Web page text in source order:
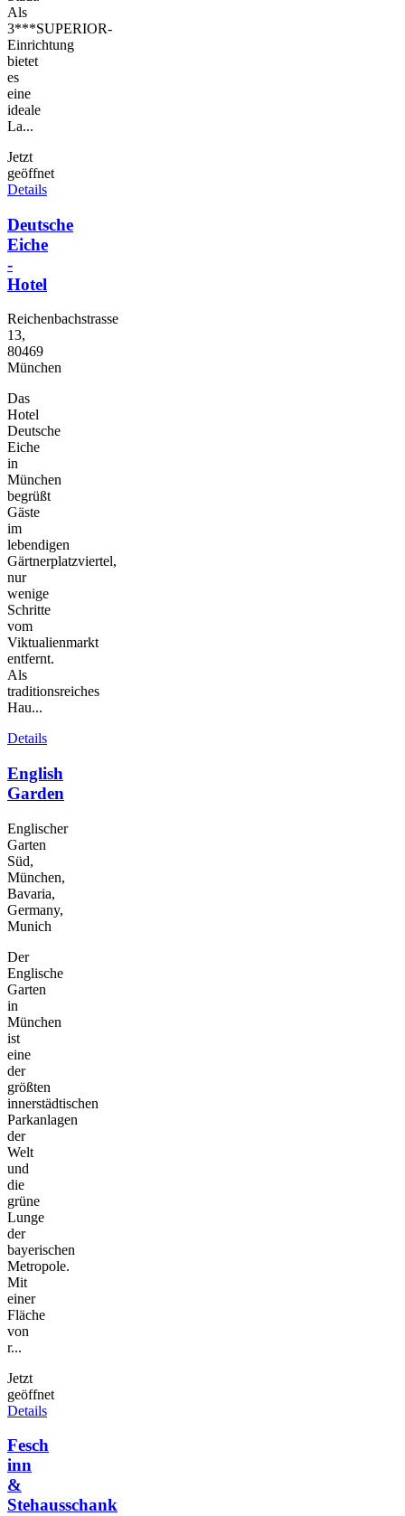
Als
3***SUPERIOR-
Einrichtung
bietet
es
eine
ideale
La...
Jetzt
geöffnet
Details
Deutsche
Eiche
-
Hotel
Reichenbachstrasse
13,
80469
München
Das
Hotel
Deutsche
Eiche
in
München
begrüßt
Gäste
im
lebendigen
Gärtnerplatzviertel,
nur
wenige
Schritte
vom
Viktualienmarkt
entfernt.
Als
traditionsreiches
Hau...
Details
English
Garden
Englischer
Garten
Süd,
München,
Bavaria,
Germany,
Munich
Der
Englische
Garten
in
München
ist
eine
der
größten
innerstädtischen
Parkanlagen
der
Welt
und
die
grüne
Lunge
der
bayerischen
Metropole.
Mit
einer
Fläche
von
r...
Jetzt
geöffnet
Details
Fesch
inn
&
Stehausschank